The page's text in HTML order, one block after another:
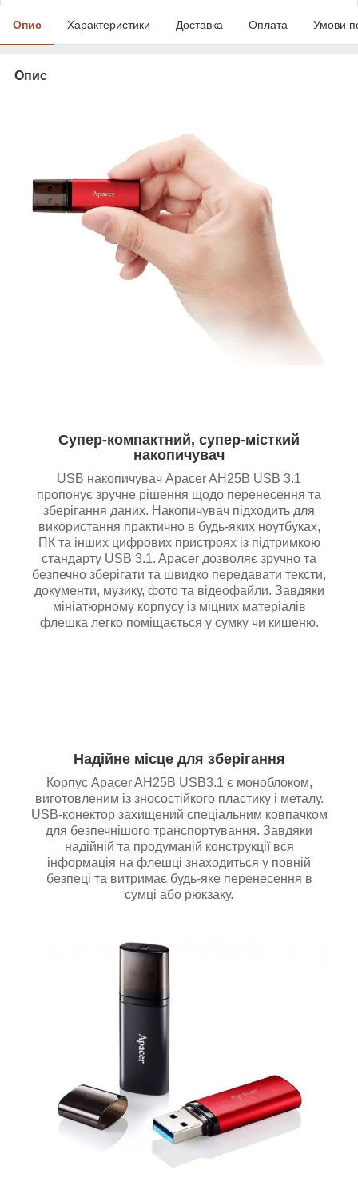
Опис Характеристики Доставка Оплата Умови
Опис
Супер-компактний, супер-місткий
накопичувач
USB накопичувач Apacer AH25B USB 3.1
пропонує зручне рішення щодо перенесення та
зберігання даних. Накопичувач підходить для
використання практично в будь-яких ноутбуках,
ПК та інших цифрових пристроях із підтримкою
стандарту USB 3.1. Apacer дозволяє зручно та
безпечно зберігати та швидко передавати тексти,
документи, музику, фото та відеофайли. Завдяки
мініатюрному корпусу із міцних матеріалів
флешка легко поміщається у сумку чи кишеню.
Надійне місце для зберігання
Корпус Apacer AH25B USB3.1 є моноблоком,
виготовленим із зносостійкого пластику і металу.
USB-конектор захищений спеціальним ковпачком
для безпечнішого транспортування. Завдяки
надійній та продуманій конструкції вся
інформація на флешці знаходиться у повній
безпеці та витримає будь-яке перенесення в
сумці або рюкзаку.